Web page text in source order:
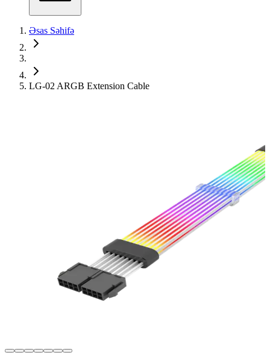
Əsas Səhifə
LG-02 ARGB Extension Cable